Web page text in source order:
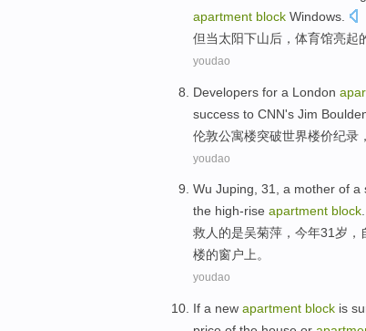
apartment block Windows
但当太阳下山后， 体育馆亮起
youdao
Developers for a London
success to CNN's Jim
伦敦公寓楼突破世界楼价纪录 ，
youdao
Wu Juping, 31, a mother of a
the high-rise apartment block.
救人的是吴菊萍 ，今年31岁
楼的窗户上。
youdao
If a new apartment block is